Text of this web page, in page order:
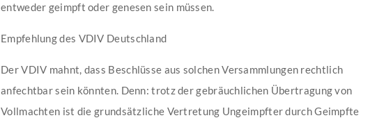
entweder geimpft oder genesen sein müssen.
Empfehlung des VDIV Deutschland
Der VDIV mahnt, dass Beschlüsse aus solchen Versammlungen rechtlich
anfechtbar sein könnten. Denn: trotz der gebräuchlichen Übertragung von
Vollmachten ist die grundsätzliche Vertretung Ungeimpfter durch Geimpfte